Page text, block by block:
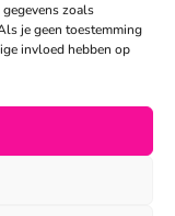
zoals
je geen toestemming
invloed hebben op